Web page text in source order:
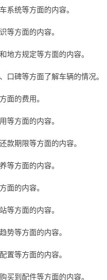
系统等方面的内容。
等方面的内容。
地方规定等方面的内容。
口碑等方面了解车辆的情况。
面的费用。
等方面的内容。
款期限等方面的内容。
等方面的内容。
面的内容。
等方面的内容。
势等方面的内容。
置等方面的内容。
买到配件等方面的内容。